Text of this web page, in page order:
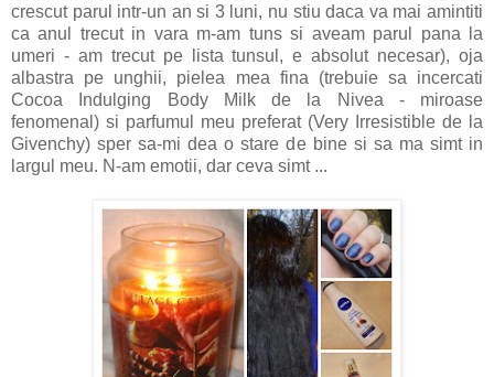
crescut parul intr-un an si 3 luni, nu stiu daca va mai amintiti
ca anul trecut in vara m-am tuns si aveam parul pana la
umeri - am trecut pe lista tunsul, e absolut necesar), oja
albastra pe unghii, pielea mea fina (trebuie sa incercati
Cocoa Indulging Body Milk de la Nivea - miroase
fenomenal) si parfumul meu preferat (Very Irresistible de la
Givenchy) sper sa-mi dea o stare de bine si sa ma simt in
largul meu. N-am emotii, dar ceva simt ...